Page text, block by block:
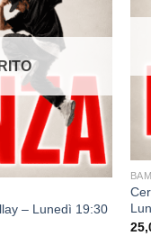
– Lunedì 19:30